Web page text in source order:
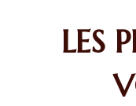
LES